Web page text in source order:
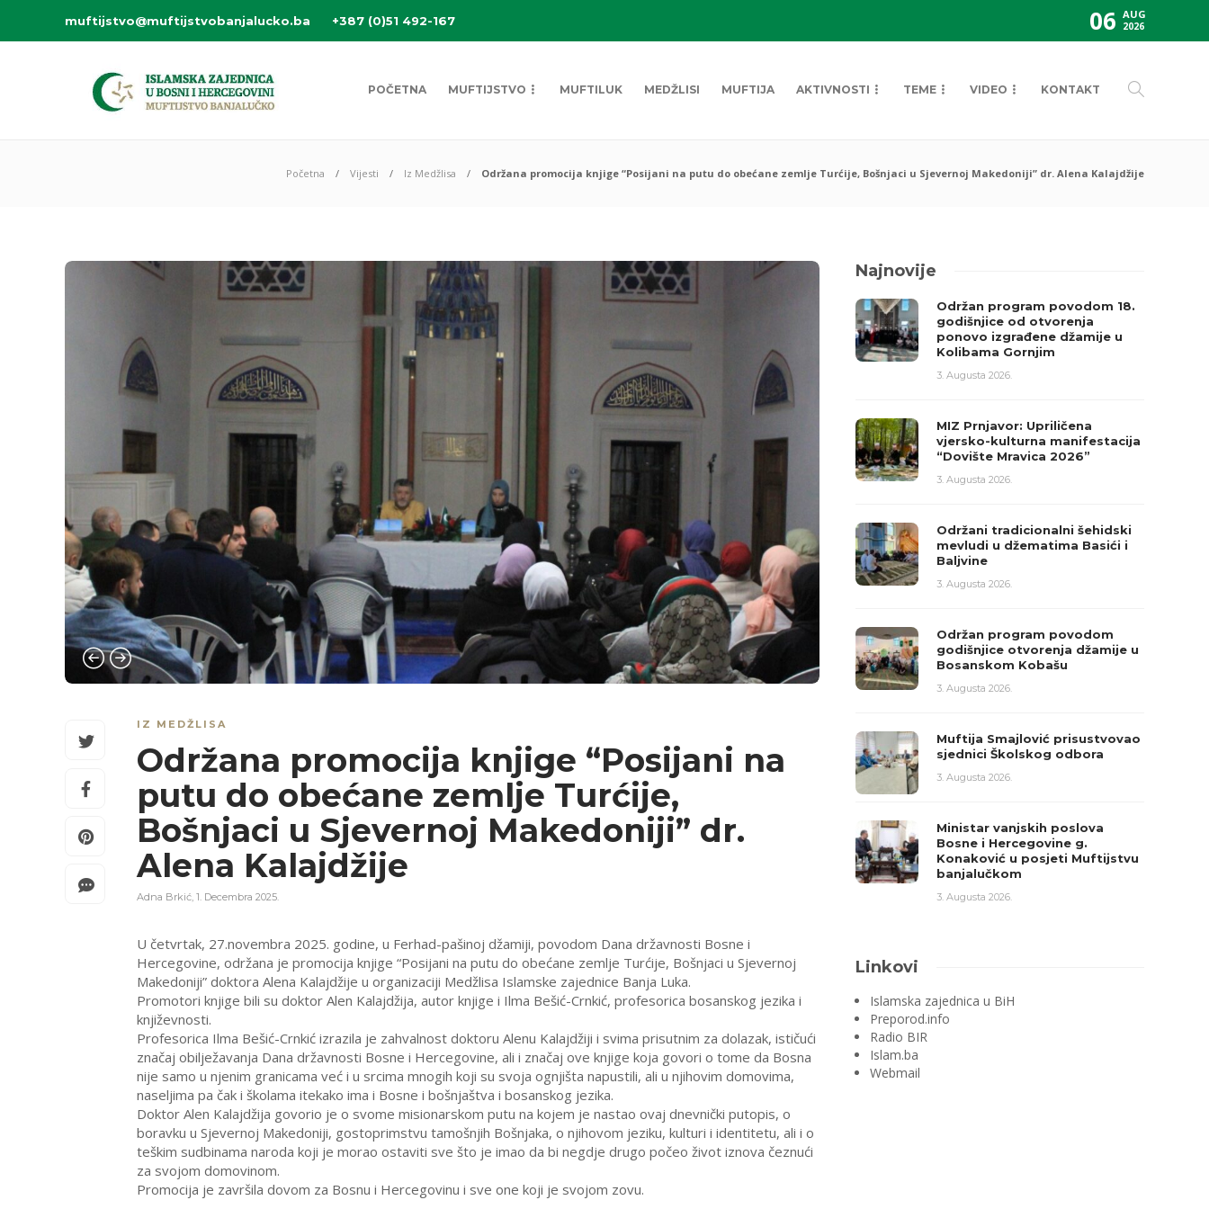
muftijstvo@muftijstvobanjalucko.ba +387 (0)51 492-167 06 AUG
2026
POČETNA MUFTIJSTVO MUFTILUK MEDŽLISI MUFTIJA AKTIVNOSTI TEME VIDEO KONTAKT
Početna Vijesti Iz Medžlisa Održana promocija knjige “Posijani na putu do obećane zemlje Turćije, Bošnjaci u Sjevernoj Makedoniji” dr. Alena Kalajdžije
IZ MEDŽLISA
Održana promocija knjige “Posijani na
putu do obećane zemlje Turćije,
Bošnjaci u Sjevernoj Makedoniji” dr.
Alena Kalajdžije
Adna Brkić, 1. Decembra 2025.
U četvrtak, 27.novembra 2025. godine, u Ferhad-pašinoj džamiji, povodom Dana državnosti Bosne i
Hercegovine, održana je promocija knjige “Posijani na putu do obećane zemlje Turćije, Bošnjaci u Sjevernoj
Makedoniji” doktora Alena Kalajdžije u organizaciji Medžlisa Islamske zajednice Banja Luka.
Promotori knjige bili su doktor Alen Kalajdžija, autor knjige i Ilma Bešić-Crnkić, profesorica bosanskog jezika i
književnosti.
Profesorica Ilma Bešić-Crnkić izrazila je zahvalnost doktoru Alenu Kalajdžiji i svima prisutnim za dolazak, ističući
značaj obilježavanja Dana državnosti Bosne i Hercegovine, ali i značaj ove knjige koja govori o tome da Bosna
nije samo u njenim granicama već i u srcima mnogih koji su svoja ognjišta napustili, ali u njihovim domovima,
naseljima pa čak i školama itekako ima i Bosne i bošnjaštva i bosanskog jezika.
Doktor Alen Kalajdžija govorio je o svome misionarskom putu na kojem je nastao ovaj dnevnički putopis, o
boravku u Sjevernoj Makedoniji, gostoprimstvu tamošnjih Bošnjaka, o njihovom jeziku, kulturi i identitetu, ali i o
teškim sudbinama naroda koji je morao ostaviti sve što je imao da bi negdje drugo počeo život iznova čeznući
za svojom domovinom.
Promocija je završila dovom za Bosnu i Hercegovinu i sve one koji je svojom zovu.
Najnovije
Održan program povodom 18.
godišnjice od otvorenja
ponovo izgrađene džamije u
Kolibama Gornjim
3. Augusta 2026.
MIZ Prnjavor: Upriličena
vjersko-kulturna manifestacija
“Dovište Mravica 2026”
3. Augusta 2026.
Održani tradicionalni šehidski
mevludi u džematima Basići i
Baljvine
3. Augusta 2026.
Održan program povodom
godišnjice otvorenja džamije u
Bosanskom Kobašu
3. Augusta 2026.
Muftija Smajlović prisustvovao
sjednici Školskog odbora
3. Augusta 2026.
Ministar vanjskih poslova
Bosne i Hercegovine g.
Konaković u posjeti Muftijstvu
banjalučkom
3. Augusta 2026.
Linkovi
Islamska zajednica u BiH
Preporod.info
Radio BIR
Islam.ba
Webmail